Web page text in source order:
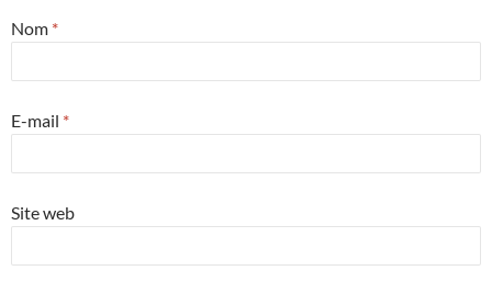
Nom *
E-mail *
Site web